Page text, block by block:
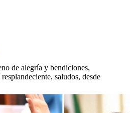
de alegría y bendiciones,
saludos, desde